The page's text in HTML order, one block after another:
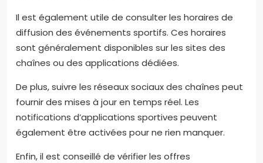
Il est également utile de consulter les horaires de
diffusion des événements sportifs. Ces horaires
sont généralement disponibles sur les sites des
chaînes ou des applications dédiées.
De plus, suivre les réseaux sociaux des chaînes peut
fournir des mises à jour en temps réel. Les
notifications d’applications sportives peuvent
également être activées pour ne rien manquer.
Enfin, il est conseillé de vérifier les offres